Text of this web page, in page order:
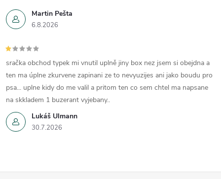
Martin Pešta
6.8.2026
Lukáš Ulmann
30.7.2026
sračka obchod typek mi vnutil uplně jiny box nez jsem si obejdna a
ten ma úplne zkurvene zapinani ze to nevyuzijes ani jako boudu pro
psa... uplne kidy do me valil a pritom ten co sem chtel ma napsane
na skkladem 1 buzerant vyjebany..